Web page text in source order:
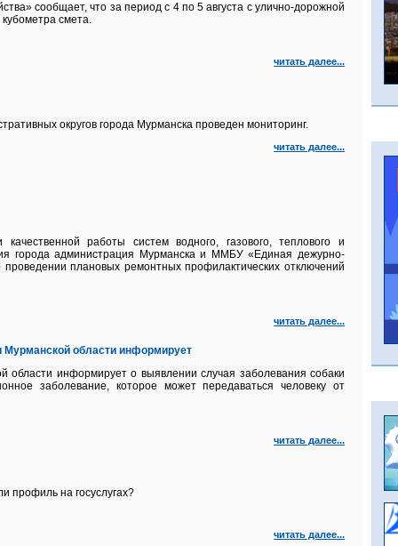
сообщает, что за период с 4 по 5 августа с улично‑дорожной
смета.
читать далее...
округов города Мурманска проведен мониторинг.
читать далее...
работы систем водного, газового, теплового и
города администрация Мурманска и ММБУ «Единая дежурно-
плановых ремонтных профилактических отключений
читать далее...
Мурманской области информирует
области информирует о выявлении случая заболевания собаки
заболевание, которое может передаваться человеку от
читать далее...
профиль на госуслугах?
читать далее...